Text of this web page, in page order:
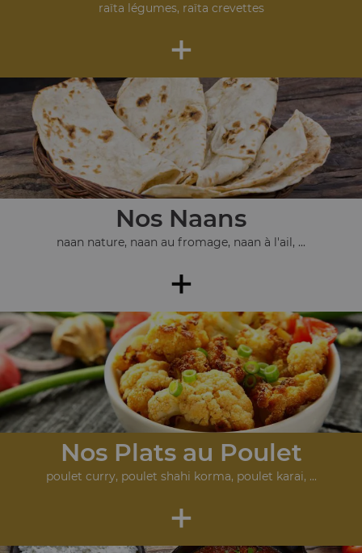
raïta légumes, raïta crevettes
+
Nos Naans
naan nature, naan au fromage, naan à l'ail, ...
+
Nos Plats au Poulet
poulet curry, poulet shahi korma, poulet karai, ...
+